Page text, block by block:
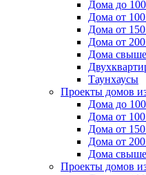
Дома до
Дома от
Дома от
Дома от
Дома
Таунхаусы
Проекты домов
Дома до
Дома от
Дома от
Дома от
Дома
Проекты домов